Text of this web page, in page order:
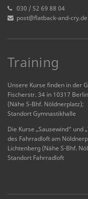
030 / 52 69 88 04
post@flatback-and-cry.de
Training
Unsere Kurse finden in der
Fischerstr. 34 in 10317
(Nähe S-Bhf. Nöldnerplatz);
Standort Gymnastikhalle
Die Kurse „Sausewind“
des Fahrradloft am
Lichtenberg (Nähe S-Bhf.
Standort Fahrradloft